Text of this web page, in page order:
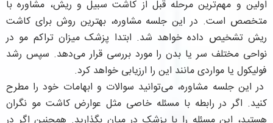
اولین و مهم‌ترین مرحله قبل از کاشت سبیل و ریش، مشاوره با
متخصص است. در این جلسه مشاوره، بهترین روش برای کاشت
ریش تشخیص داده خواهد شد. ابتدا پزشک میزان تراکم مو در
نواحی مختلف سر یا بدن را مورد بررسی قرار می‌دهد. سپس رشد
فولیکول یا مواردی مانند این را ارزیابی خواهد کرد.
در این جلسه مشاوره، می‌توانید سوالات و ابهامات خود را مطرح
کنید. اگر در رابطه با مسئله خاصی مثل عوارض کاشت مو نگران